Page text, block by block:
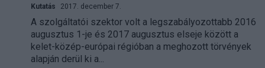
Kutatás 2017. december 7.
A szolgáltatói szektor volt a legszabályozottabb 2016
augusztus 1-je és 2017 augusztus elseje között a
kelet-közép-európai régióban a meghozott törvények
alapján derül ki a...